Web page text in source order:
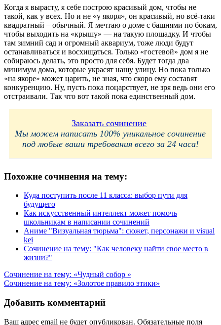
Когда я вырасту, я себе построю красивый дом, чтобы не
такой, как у всех. Но и не «у якоря», он красивый, но всё-таки
квадратный – обычный. Я мечтаю о доме с башнями по бокам,
чтобы выходить на «крышу» — на такую площадку. И чтобы
там зимний сад и огромный аквариум, тоже люди будут
останавливаться и восхищаться. Только «гостевой» дом я не
собираюсь делать, это просто для себя. Будет тогда два
минимум дома, которые украсят нашу улицу. Но пока только
«на якоре» может царить, не зная, что скоро ему составят
конкуренцию. Ну, пусть пока поцарствует, не зря ведь они его
отстраивали. Так что вот такой пока единственный дом.
Заказать сочинение
Мы можем написать 100% уникальное сочинение
под любые ваши требования всего за 24 часа!
Похожие сочинения на тему:
Куда поступить после 11 класса: выбор пути для
будущего
Как искусственный интеллект может помочь
школьникам в написании сочинений
Аниме "Визуальная тюрьма": сюжет, персонажи и visual
kei
Сочинение на тему: "Как человеку найти свое место в
жизни?"
Навигация
по
записям
Сочинение на тему: «Чудный собор »
Сочинение на тему: «Золотое правило этики»
Добавить комментарий
Ваш адрес email не будет опубликован. Обязательные поля